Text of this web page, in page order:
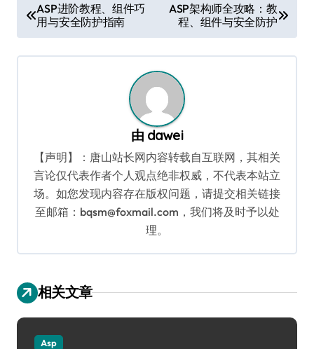
章
导
ASP进阶教程、组件巧
用与安全防护指南
ASP架构师全攻略：教
程、组件与安全防护
由 dawei
【声明】：唐山站长网内容转载自互联网，其相关
言论仅代表作者个人观点绝非权威，不代表本站立
场。如您发现内容存在版权问题，请提交相关链接
至邮箱：bqsm@foxmail.com，我们将及时予以处
理。
相关文章
Asp